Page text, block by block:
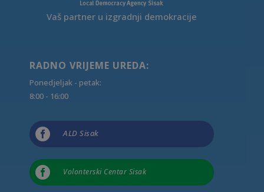
Vaš partner u izgradnji demokracije
RADNO VRIJEME UREDA:
Ponedjeljak - petak:
8:00 - 16:00
 ALD Sisak
 Volonterski Centar Sisak